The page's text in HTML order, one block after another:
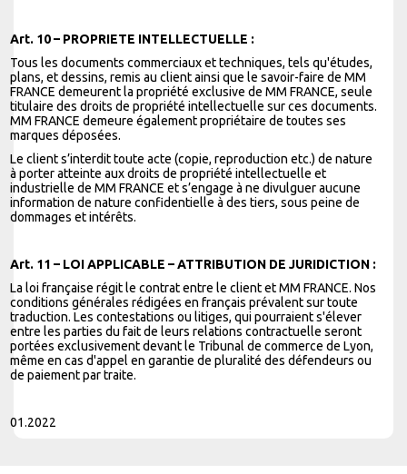
Art. 10 – PROPRIETE INTELLECTUELLE :
Tous les documents commerciaux et techniques, tels qu'études,
plans, et dessins, remis au client ainsi que le savoir-faire de MM
FRANCE demeurent la propriété exclusive de MM FRANCE, seule
titulaire des droits de propriété intellectuelle sur ces documents.
MM FRANCE demeure également propriétaire de toutes ses
marques déposées.
Le client s’interdit toute acte (copie, reproduction etc.) de nature
à porter atteinte aux droits de propriété intellectuelle et
industrielle de MM FRANCE et s’engage à ne divulguer aucune
information de nature confidentielle à des tiers, sous peine de
dommages et intérêts.
Art. 11 – LOI APPLICABLE – ATTRIBUTION DE JURIDICTION :
La loi française régit le contrat entre le client et MM FRANCE. Nos
conditions générales rédigées en français prévalent sur toute
traduction. Les contestations ou litiges, qui pourraient s'élever
entre les parties du fait de leurs relations contractuelle seront
portées exclusivement devant le Tribunal de commerce de Lyon,
même en cas d'appel en garantie de pluralité des défendeurs ou
de paiement par traite.
01.2022